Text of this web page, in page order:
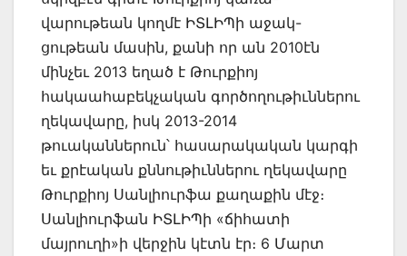
վարութեան կողմէ ԻՏԼԻՊի աջակ-
ցութեան մասին, քանի որ ան 2010էն
մինչեւ 2013 եղած է Թուրքիոյ
հակաահաբեկչական գործողութիւններու
ղեկավարը, իսկ 2013-2014
թուականներուն՝ հասարակական կարգի
եւ քրէական քննութիւններու ղեկավարը
Թուրքիոյ Սանլիուրֆա քաղաքին մէջ։
Սանլիուրֆան ԻՏԼԻՊի «ճիհատի
մայրուղի»ի վերջին կէտն էր։ 6 Մարտ